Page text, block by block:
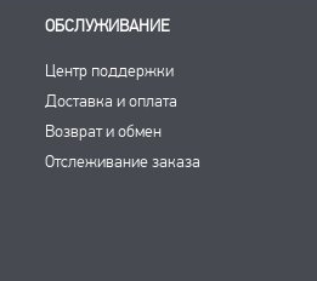
ОБСЛУЖИВАНИЕ
Центр поддержки
Доставка и оплата
Возврат и обмен
Отслеживание заказа